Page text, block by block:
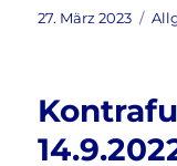
c
b
o
it
r
Veröffentlicht
27. März 2023